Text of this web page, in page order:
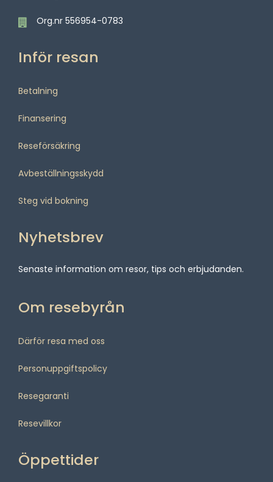
Org.nr 556954-0783
Inför resan
Betalning
Finansering
Reseförsäkring
Avbeställningsskydd
Steg vid bokning
Nyhetsbrev
Senaste information om resor, tips och erbjudanden.
Om resebyrån
Därför resa med oss
Personuppgiftspolicy
Resegaranti
Resevillkor
Öppettider